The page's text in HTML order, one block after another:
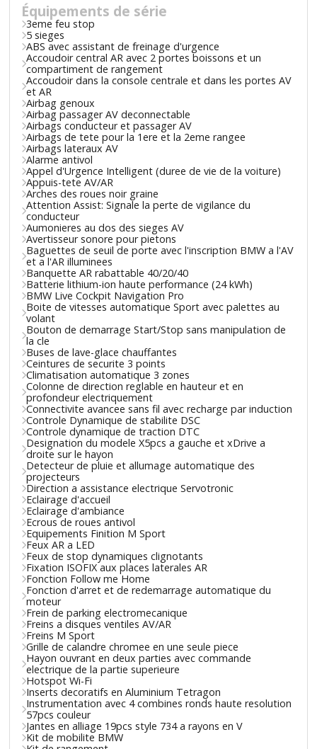
Équipements de série
3eme feu stop
5 sieges
ABS avec assistant de freinage d'urgence
Accoudoir central AR avec 2 portes boissons et un
compartiment de rangement
Accoudoir dans la console centrale et dans les portes AV
et AR
Airbag genoux
Airbag passager AV deconnectable
Airbags conducteur et passager AV
Airbags de tete pour la 1ere et la 2eme rangee
Airbags lateraux AV
Alarme antivol
Appel d'Urgence Intelligent (duree de vie de la voiture)
Appuis-tete AV/AR
Arches des roues noir graine
Attention Assist: Signale la perte de vigilance du
conducteur
Aumonieres au dos des sieges AV
Avertisseur sonore pour pietons
Baguettes de seuil de porte avec l'inscription BMW a l'AV
et a l'AR illuminees
Banquette AR rabattable 40/20/40
Batterie lithium-ion haute performance (24 kWh)
BMW Live Cockpit Navigation Pro
Boite de vitesses automatique Sport avec palettes au
volant
Bouton de demarrage Start/Stop sans manipulation de
la cle
Buses de lave-glace chauffantes
Ceintures de securite 3 points
Climatisation automatique 3 zones
Colonne de direction reglable en hauteur et en
profondeur electriquement
Connectivite avancee sans fil avec recharge par induction
Controle Dynamique de stabilite DSC
Controle dynamique de traction DTC
Designation du modele X5pcs a gauche et xDrive a
droite sur le hayon
Detecteur de pluie et allumage automatique des
projecteurs
Direction a assistance electrique Servotronic
Eclairage d'accueil
Eclairage d'ambiance
Ecrous de roues antivol
Equipements Finition M Sport
Feux AR a LED
Feux de stop dynamiques clignotants
Fixation ISOFIX aux places laterales AR
Fonction Follow me Home
Fonction d'arret et de redemarrage automatique du
moteur
Frein de parking electromecanique
Freins a disques ventiles AV/AR
Freins M Sport
Grille de calandre chromee en une seule piece
Hayon ouvrant en deux parties avec commande
electrique de la partie superieure
Hotspot Wi-Fi
Inserts decoratifs en Aluminium Tetragon
Instrumentation avec 4 combines ronds haute resolution
57pcs couleur
Jantes en alliage 19pcs style 734 a rayons en V
Kit de mobilite BMW